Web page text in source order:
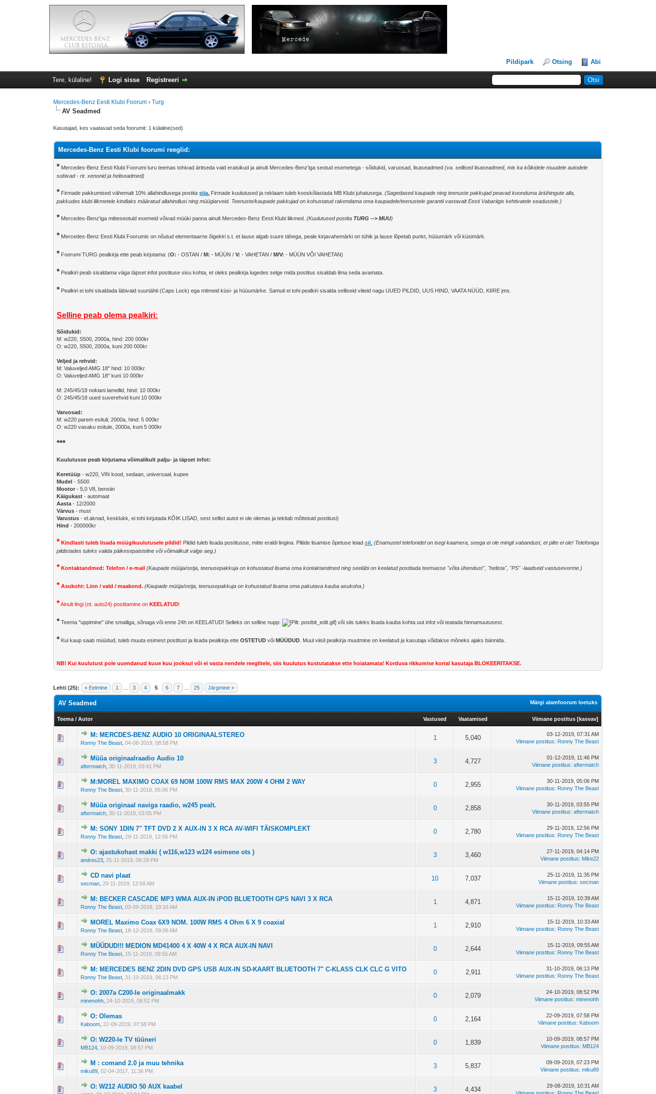
Pildipark Otsing Abi
Tere, külaline! Logi sisse Registreeri
Mercedes-Benz Eesti Klubi Foorum ›Turg
AV Seadmed
Kasutajad, kes vaatavad seda foorumit: 1 külaline(sed)
Mercedes-Benz Eesti Klubi foorumi reeglid:
* Mercedes-Benz Eesti Klubi Foorumi turu teemas tohivad äritseda vaid eraisikud ja ainult Mercedes-Benz'iga seotud esemetega - sõidukid, varuosad, lisaseadmed(va. sellised lisaseadmed, mis ka kõikidele muudele autodele
sobivad - nt. xenonid ja heliseadmed)
* Firmade pakkumised vähemalt 10% allahindlusega postitasiia. Firmade kuulutused ja reklaam tuleb kooskõlastada MB Klubi juhatusega.(Sagedased kaupade ning teenuste pakkujad peavad koonduma äriühingute alla,
pakkudes klubi liikmetele kindlaks määratud allahindlusi ning müügiarveid. Teenuste/kaupade pakkujad on kohustatud rakendama oma kaupadele/teenustele garantii vastavalt Eesti Vabariigis kehtivatele seadustele.)
* Mercedes-Benz'iga mitteseotuid esemeid võivad müüki panna ainult Mercedes-Benz Eesti Klubi liikmed.(Kuulutused postita TURG --> MUU)
* Mercedes-Benz Eesti Klubi Foorumis on nõutud elementaarne õigekiri s.t. et lause algab suure tähega, peale kirjavahemärki on tühik ja lause lõpetab punkt, hüüumärk või küsimärk.
* Foorumi TURG pealkirja ette peab kirjutama: (O: - OSTAN /M: - MÜÜN /V: - VAHETAN /M/V: - MÜÜN VÕI VAHETAN)
* Pealkiri peab sisaldama väga täpset infot postituse sisu kohta, et oleks pealkirja lugedes selge mida postitus sisaldab ilma seda avamata.
* Pealkiri ei tohi sisaldada läbivaid suurtähti (Caps Lock) ega mitmeid küsi- ja hüüumärke. Samuti ei tohi pealkiri sisalda selliseid viiteid nagu UUED PILDID, UUS HIND, VAATA NÜÜD, KIIRE jms.
Selline peab olema pealkiri:
Sõidukid:
M: w220, S500, 2000a, hind: 200 000kr
O: w220, S500, 2000a, kuni 200 000kr
Veljed ja rehvid:
M: Valuveljed AMG 18'' hind: 10 000kr
O: Valuveljed AMG 18'' kuni 10 000kr
M: 245/45/18 nokiani lamellid, hind: 10 000kr
O: 245/45/18 uued suverehvid kuni 10 000kr
Varuosad:
M: w220 parem esituli, 2000a, hind: 5 000kr
O: w220 vasaku esitule, 2000a, kuni 5 000kr
***
Kuulutusse peab kirjutama võimalikult palju- ja täpset infot:
Keretüüp - w220, VIN kood, sedaan, universaal, kupee
Mudel - S500
Mootor - 5,0 V8, bensiin
Käigukast - automaat
Aasta - 12/2000
Värvus - must
Varustus - el.aknad, kesklukk, ei tohi kirjutada KÕIK LISAD, sest sellist autot ei ole olemas ja tekitab mõttetuid postitusi)
Hind - 200000kr
* Kindlasti tuleb lisada müügikuulutusele pildid! Pildid tuleb lisada postitusse, mitte eraldi lingina. Piltide lisamise õpetuse leiadsiit. (Enamustel telefonidel on isegi kaamera, seega ei ole mingit vabandust, et pilte ei ole! Telefoniga
pildistades tuleks valida päikesepaisteline või võimalikult valge aeg.)
* Kontaktandmed: Telefon / e-mail (Kaupade müüja/ostja, teenusepakkuja on kohustatud lisama oma kontaktandmed ning seeläbi on keelatud postitada teemasse "võta ühendust", "helista", "PS" -laadseid vastusevorme.)
* Asukoht: Linn / vald / maakond. (Kaupade müüja/ostja, teenusepakkuja on kohustatud lisama oma pakutava kauba asukoha.)
*Ainult lingi (nt. auto24) postitamine onKEELATUD!
* Teema "uppimine" ühe smailiga, sõnaga või enne 24h on KEELATUD! Selleks on selline nupp: või siis tuleks lisada kauba kohta uut infot või teatada hinnamuutusest.
* Kui kaup saab müüdud, tuleb muuta esimest postitust ja lisada pealkirja etteOSTETUD võiMÜÜDUD . Muul viisil pealkirja muutmine on keelatud ja kasutaja võidakse mõneks ajaks bännida.
NB! Kui kuulutust pole uuendanud kuue kuu jooksul või ei vasta nendele reeglitele, siis kuulutus kustutatakse ette hoiatamata! Korduva rikkumise korral kasutaja BLOKEERITAKSE.
Lehti (25): « Eelmine 1 3 4 5 6 7 25 Järgmine »
Märgi alamfoorum loetuks
AV Seadmed
Teema /Autor Vastused Vaatamised Viimane postitus [kasvav]
M: MERCDES-BENZ AUDIO 10 ORIGINAALSTEREO
Ronny The Beast ,04-08-2019, 08:58 PM
1 5,040
03-12-2019, 07:31 AM
Viimane postitus: Ronny The Beast
Müüa originaalraadio Audio 10
aftermatch ,30-11-2019, 03:41 PM
3 4,727
01-12-2019, 11:46 PM
Viimane postitus:aftermatch
M:MOREL MAXIMO COAX 69 NOM 100W RMS MAX 200W 4 OHM 2 WAY
Ronny The Beast ,30-11-2019, 05:06 PM
0 2,955
30-11-2019, 05:06 PM
Viimane postitus: Ronny The Beast
Müüa originaal naviga raadio, w245 pealt.
aftermatch ,30-11-2019, 03:55 PM
0 2,858
30-11-2019, 03:55 PM
Viimane postitus:aftermatch
M: SONY 1DIN 7" TFT DVD 2 X AUX-IN 3 X RCA AV-WIFI TÄISKOMPLEKT
Ronny The Beast ,29-11-2019, 12:56 PM
0 2,780
29-11-2019, 12:56 PM
Viimane postitus: Ronny The Beast
O: ajastukohast makki ( w116,w123 w124 esimene ots )
andres23 25-11-2019, 09:29 PM
3 3,460
27-11-2019, 04:14 PM
Viimane postitus: Mike22
CD navi plaat
secman ,20-11-2019, 12:58 AM
10 7,037
25-11-2019, 11:35 PM
Viimane postitus:secman
M: BECKER CASCADE MP3 WMA AUX-IN iPOD BLUETOOTH GPS NAVI 3 X RCA
Ronny The Beast ,03-09-2018, 10:16 AM
1 4,871
15-11-2019, 10:39 AM
Viimane postitus: Ronny The Beast
MOREL Maximo Coax 6X9 NOM. 100W RMS 4 Ohm 6 X 9 coaxial
Ronny The Beast 18-12-2018, 09:06 AM
1 2,910
15-11-2019, 10:33 AM
Viimane postitus: Ronny The Beast
MÜÜDUD!!! MEDION MD41400 4 X 40W 4 X RCA AUX-IN NAVI
Ronny The Beast 15-11-2019, 09:55 AM
0 2,644
15-11-2019, 09:55 AM
Viimane postitus: Ronny The Beast
M: MERCEDES BENZ 2DIN DVD GPS USB AUX-IN SD-KAART BLUETOOTH 7" C-KLASS CLK CLC G VITO
Ronny The Beast ,31-10-2019, 06:13 PM
0 2,911
31-10-2019, 06:13 PM
Viimane postitus: Ronny The Beast
O: 2007a C200-le originaalmakk
minenohh 24-10-2019, 08:52 PM
0 2,079
24-10-2019, 08:52 PM
Viimane postitus:minenohh
O: Olemas
Kaboom ,22-09-2019, 07:58 PM
0 2,164
22-09-2019, 07:58 PM
Viimane postitus: Kaboom
O: W220-le TV tüüneri
MB124 10-09-2019, 08:57 PM
0 1,839
10-09-2019, 08:57 PM
Viimane postitus: MB124
M : comand 2.0 ja muu tehnika
miku89 ,02-04-2017, 11:36 PM
3 5,837
09-09-2019, 07:23 PM
Viimane postitus:miku89
O: W212 AUDIO 50 AUX kaabel 3 4,434
29-08-2019, 10:31 AM